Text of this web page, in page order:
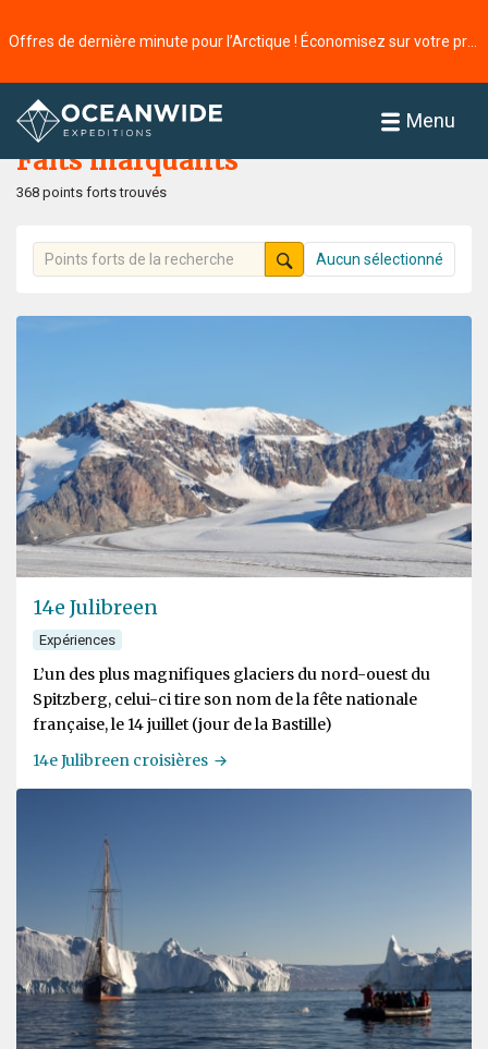
Menu
Accueil
Faits marquants
368 points forts trouvés
Aucun sélectionné
14e Julibreen
Expériences
L’un des plus magnifiques glaciers du nord-ouest du
Spitzberg, celui-ci tire son nom de la fête nationale
française, le 14 juillet (jour de la Bastille)
14e Julibreen croisières